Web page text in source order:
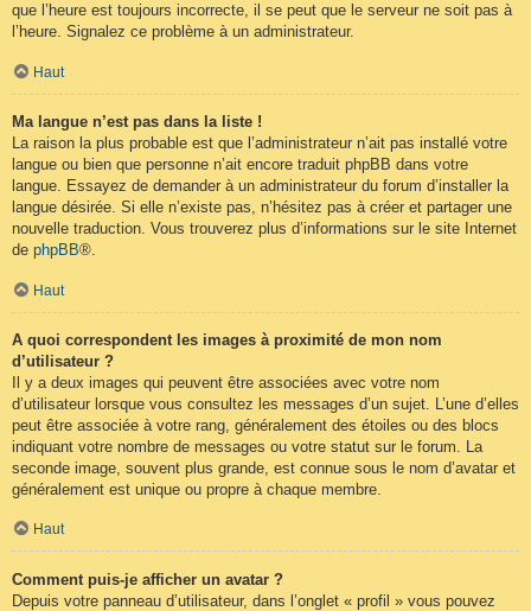
que l’heure est toujours incorrecte, il se peut que le serveur ne soit pas à
l’heure. Signalez ce problème à un administrateur.
Haut
Ma langue n’est pas dans la liste !
La raison la plus probable est que l’administrateur n’ait pas installé votre
langue ou bien que personne n’ait encore traduit phpBB dans votre
langue. Essayez de demander à un administrateur du forum d’installer la
langue désirée. Si elle n’existe pas, n’hésitez pas à créer et partager une
nouvelle traduction. Vous trouverez plus d’informations sur le site Internet
de phpBB®.
Haut
A quoi correspondent les images à proximité de mon nom
d’utilisateur ?
Il y a deux images qui peuvent être associées avec votre nom
d’utilisateur lorsque vous consultez les messages d’un sujet. L’une d’elles
peut être associée à votre rang, généralement des étoiles ou des blocs
indiquant votre nombre de messages ou votre statut sur le forum. La
seconde image, souvent plus grande, est connue sous le nom d’avatar et
généralement est unique ou propre à chaque membre.
Haut
Comment puis-je afficher un avatar ?
Depuis votre panneau d’utilisateur, dans l’onglet « profil » vous pouvez